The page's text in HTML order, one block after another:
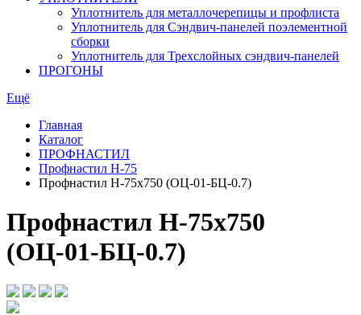
Уплотнитель для металлочерепицы и профлиста
Уплотнитель для Сэндвич-панелей поэлементной
сборки
Уплотнитель для Трехслойных сэндвич-панелей
ПРОГОНЫ
Ещё
Главная
Каталог
ПРОФНАСТИЛ
Профнастил Н-75
Профнастил Н-75х750 (ОЦ-01-БЦ-0.7)
Профнастил Н-75х750
(ОЦ-01-БЦ-0.7)